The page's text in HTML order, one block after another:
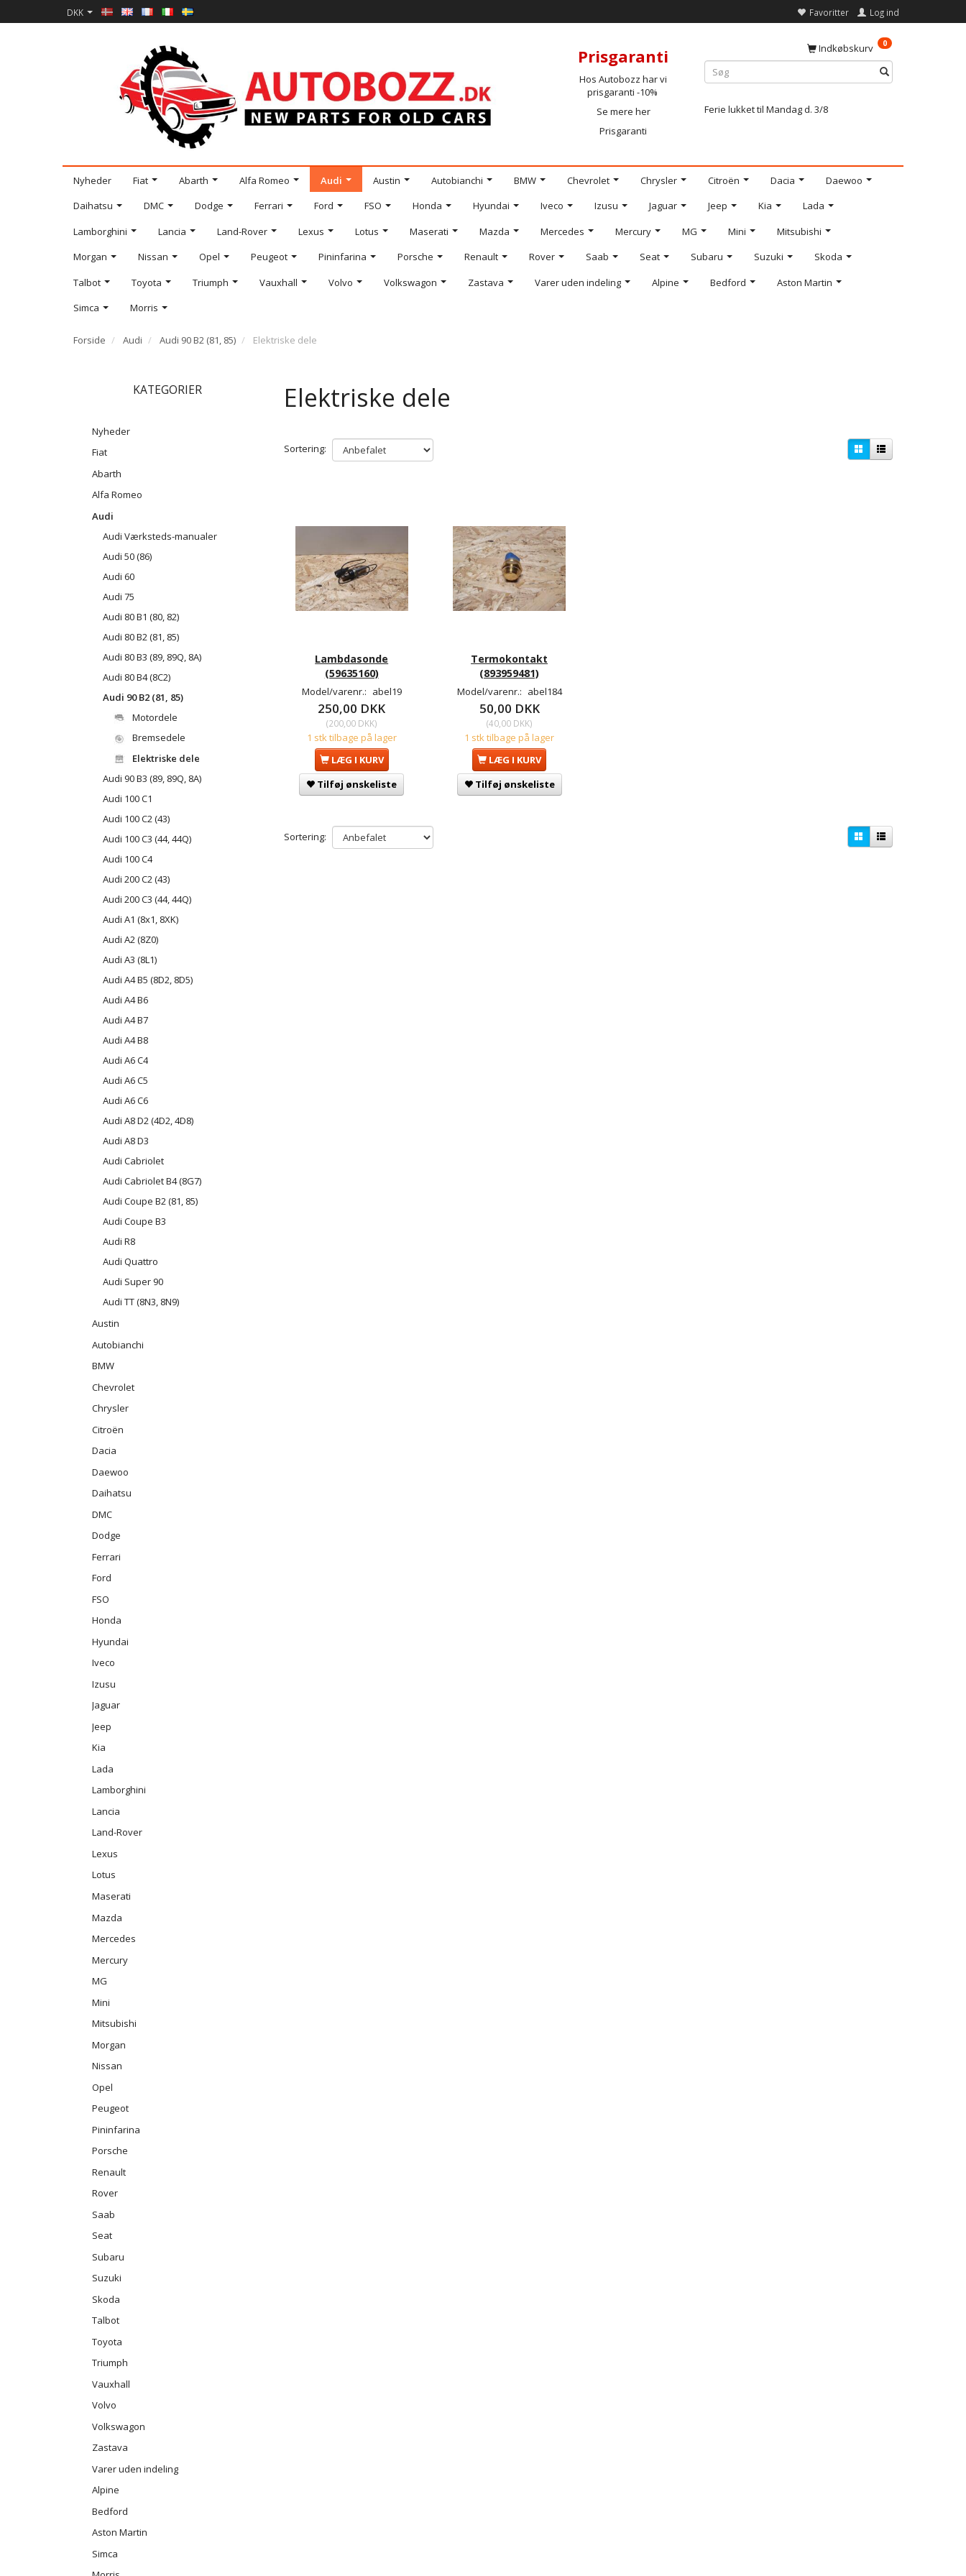
DKK Favoritter Log ind
Prisgaranti
Hos Autobozz har vi
prisgaranti -10%
Se mere her
Prisgaranti
Indkøbskurv 0
Ferie lukket til Mandag d. 3/8
Nyheder Fiat Abarth Alfa Romeo Audi Austin Autobianchi BMW Chevrolet Chrysler Citroën Dacia
Daewoo
Daihatsu
DMC Dodge Ferrari Ford FSO Honda Hyundai Iveco Izusu Jaguar Jeep Kia
Lada
Lamborghini
Lancia Land-Rover Lexus Lotus Maserati Mazda Mercedes Mercury MG Mini
Mitsubishi
Morgan
Nissan Opel Peugeot Pininfarina Porsche Renault Rover Saab Seat Subaru Suzuki
Skoda
Talbot
Toyota Triumph Vauxhall Volvo Volkswagon Zastava Varer uden indeling Alpine Bedford
Aston Martin
Simca
Morris
Forside Audi Audi 90 B2 (81, 85) Elektriske dele
KATEGORIER
Nyheder
Fiat
Abarth
Alfa Romeo
Audi
Audi Værksteds-manualer
Audi 50 (86)
Audi 60
Audi 75
Audi 80 B1 (80, 82)
Audi 80 B2 (81, 85)
Audi 80 B3 (89, 89Q, 8A)
Audi 80 B4 (8C2)
Audi 90 B2 (81, 85)
Motordele
Bremsedele
Elektriske dele
Audi 90 B3 (89, 89Q, 8A)
Audi 100 C1
Audi 100 C2 (43)
Audi 100 C3 (44, 44Q)
Audi 100 C4
Audi 200 C2 (43)
Audi 200 C3 (44, 44Q)
Audi A1 (8x1, 8XK)
Audi A2 (8Z0)
Audi A3 (8L1)
Audi A4 B5 (8D2, 8D5)
Audi A4 B6
Audi A4 B7
Audi A4 B8
Audi A6 C4
Audi A6 C5
Audi A6 C6
Audi A8 D2 (4D2, 4D8)
Audi A8 D3
Audi Cabriolet
Audi Cabriolet B4 (8G7)
Audi Coupe B2 (81, 85)
Audi Coupe B3
Audi R8
Audi Quattro
Audi Super 90
Audi TT (8N3, 8N9)
Austin
Autobianchi
BMW
Chevrolet
Chrysler
Citroën
Dacia
Daewoo
Daihatsu
DMC
Dodge
Ferrari
Ford
FSO
Honda
Hyundai
Iveco
Izusu
Jaguar
Jeep
Kia
Lada
Lamborghini
Lancia
Land-Rover
Lexus
Lotus
Maserati
Mazda
Mercedes
Mercury
MG
Mini
Mitsubishi
Morgan
Nissan
Opel
Peugeot
Pininfarina
Porsche
Renault
Rover
Saab
Seat
Subaru
Suzuki
Skoda
Talbot
Toyota
Triumph
Vauxhall
Volvo
Volkswagon
Zastava
Varer uden indeling
Alpine
Bedford
Aston Martin
Simca
Elektriske dele
Sortering:
Lambdasonde
(59635160)
Model/varenr.: abel19
250,00 DKK
(200,00 DKK)
1 stk tilbage på lager
LÆG I KURV
Tilføj ønskeliste
Termokontakt
(893959481)
Model/varenr.: abel184
50,00 DKK
(40,00 DKK)
1 stk tilbage på lager
LÆG I KURV
Tilføj ønskeliste
Sortering: